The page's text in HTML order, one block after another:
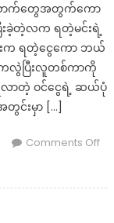
ောက်တွေအတွက်ကော
းခဲ့တဲ့လက ရတဲ့မင်းရဲ့
းက ရတဲ့ငွေကော ဘယ်
လွဲပြီးလူတစ်ကာကို
လာတဲ့ ဝင်ငွေရဲ့ ဆယ်ပုံ
င်းမှာ […]
Comments Off